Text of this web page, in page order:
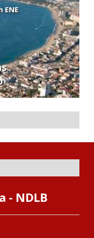
ENE
- NDLB